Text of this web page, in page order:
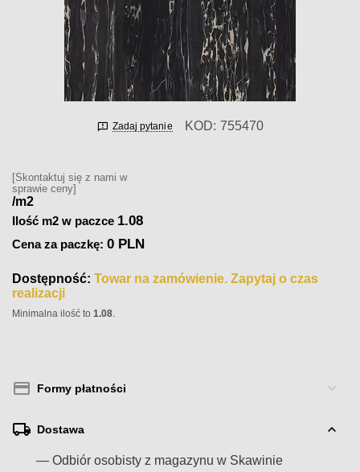
Zadaj pytanie KOD: 755470
[Skontaktuj się z nami w
sprawie ceny]
/m2
Ilość m2 w paczce 1.08
Cena za paczkę:0 PLN
Dostępność: Towar na zamówienie. Zapytaj o czas
realizacji
Minimalna ilość to1.08.
Formy płatności
Dostawa
— Odbiór osobisty z magazynu w Skawinie